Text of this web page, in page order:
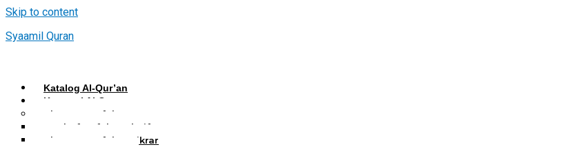
Skip to content
Syaamil Quran
Katalog Al-Qur’an
Kategori Al Quran
Al Quran Hafalan
Mushaf Hafalan Al Hifz
Al Quran Hafalan Tikrar